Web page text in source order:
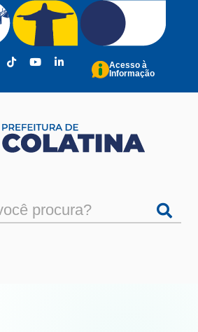
Acesso à
Informação